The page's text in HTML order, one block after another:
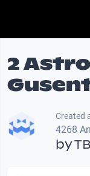
2
Created
4268
by